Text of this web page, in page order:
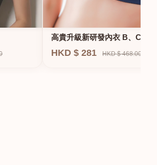
高貴升級新研發內衣 B、C、D
E、F專業養脂術系列
HKD $ 281 HKD $ 468.00